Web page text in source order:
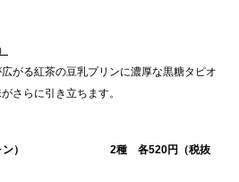
がる紅茶の豆乳プリンに濃厚な黒糖タピオ
さらに引き立ちます。
ィフォン） 2種 各520円（税抜